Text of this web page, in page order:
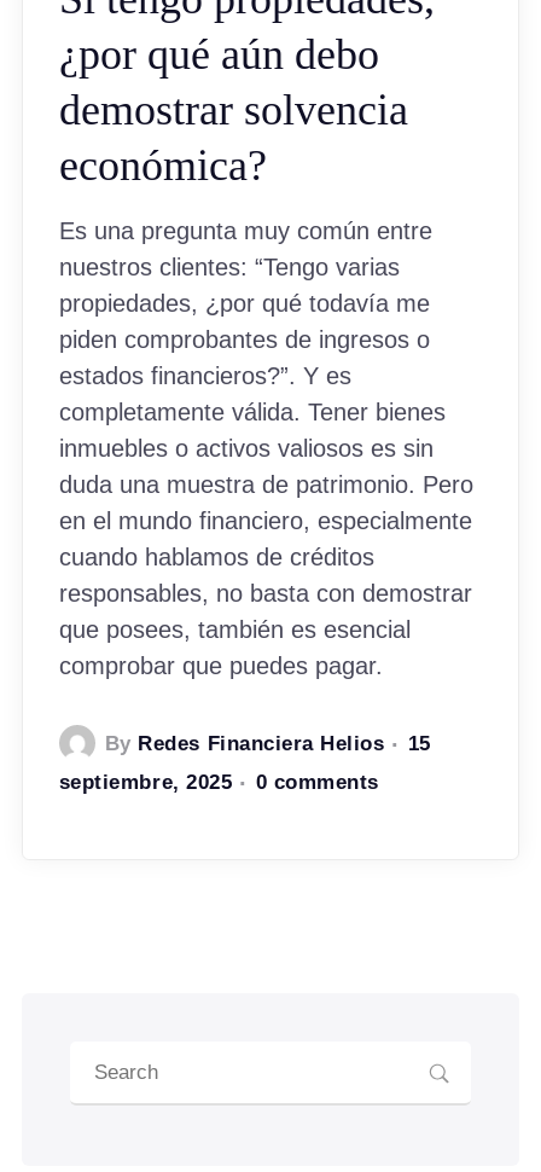
¿por qué aún debo
demostrar solvencia
económica?
Es una pregunta muy común entre
nuestros clientes: “Tengo varias
propiedades, ¿por qué todavía me
piden comprobantes de ingresos o
estados financieros?”. Y es
completamente válida. Tener bienes
inmuebles o activos valiosos es sin
duda una muestra de patrimonio. Pero
en el mundo financiero, especialmente
cuando hablamos de créditos
responsables, no basta con demostrar
que posees, también es esencial
comprobar que puedes pagar.
By Redes Financiera Helios
15
septiembre, 2025
0 comments